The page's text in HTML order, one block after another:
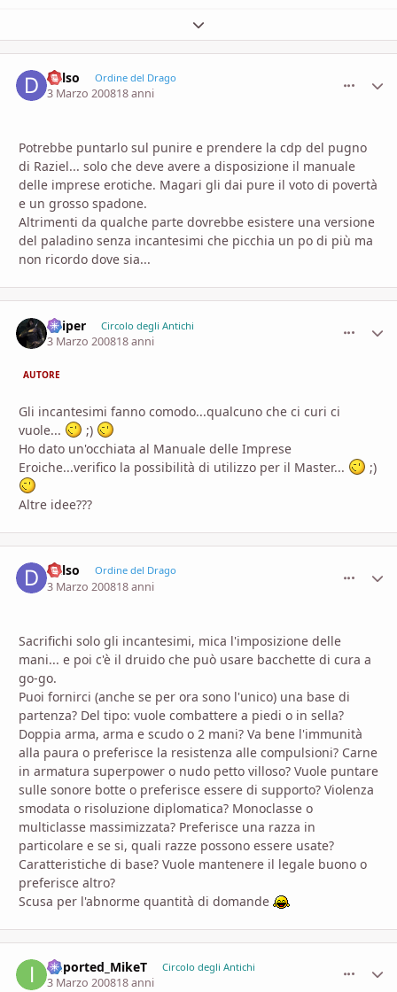
Espandi panoramica del topic
dalso Ordine del Drago
3 Marzo 200818 anni
Potrebbe puntarlo sul punire e prendere la cdp del pugno
di Raziel... solo che deve avere a disposizione il manuale
delle imprese erotiche. Magari gli dai pure il voto di povertà
e un grosso spadone.
Altrimenti da qualche parte dovrebbe esistere una versione
del paladino senza incantesimi che picchia un po di più ma
non ricordo dove sia...
Sniper Circolo degli Antichi
3 Marzo 200818 anni
AUTORE
Gli incantesimi fanno comodo...qualcuno che ci curi ci
vuole...
;)
Ho dato un'occhiata al Manuale delle Imprese
Eroiche...verifico la possibilità di utilizzo per il Master...
;)
Altre idee???
dalso Ordine del Drago
3 Marzo 200818 anni
Sacrifichi solo gli incantesimi, mica l'imposizione delle
mani... e poi c'è il druido che può usare bacchette di cura a
go-go.
Puoi fornirci (anche se per ora sono l'unico) una base di
partenza? Del tipo: vuole combattere a piedi o in sella?
Doppia arma, arma e scudo o 2 mani? Va bene l'immunità
alla paura o preferisce la resistenza alle compulsioni? Carne
in armatura superpower o nudo petto villoso? Vuole puntare
sulle sonore botte o preferisce essere di supporto? Violenza
smodata o risoluzione diplomatica? Monoclasse o
multiclasse massimizzata? Preferisce una razza in
particolare e se si, quali razze possono essere usate?
Caratteristiche di base? Vuole mantenere il legale buono o
preferisce altro?
Scusa per l'abnorme quantità di domande
imported_MikeT Circolo degli Antichi
3 Marzo 200818 anni